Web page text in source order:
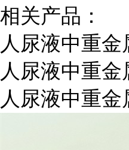
相关产品：
人尿液中重
人尿液中重
人尿液中重